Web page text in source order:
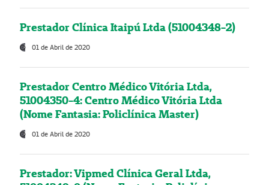
Prestador Clínica Itaipú Ltda (51004348-2)
01 de Abril de 2020
Prestador Centro Médico Vitória Ltda,
51004350-4: Centro Médico Vitória Ltda
(Nome Fantasia: Policlínica Master)
01 de Abril de 2020
Prestador: Vipmed Clínica Geral Ltda,